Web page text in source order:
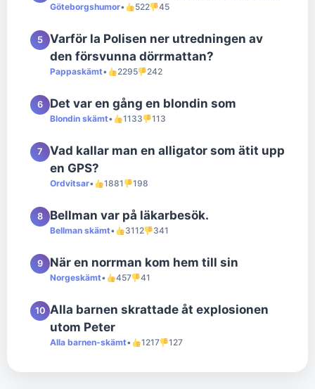
Göteborgshumor• 522 45
5
Varför la Polisen ner utredningen av
den försvunna dörrmattan?
Pappaskämt• 2295 242
6 Det var en gång en blondin som
Blondin skämt• 1133 113
7
Vad kallar man en alligator som ätit upp
en GPS?
Ordvitsar• 1881 198
8 Bellman var på läkarbesök.
Bellman skämt• 3112 341
9 När en norrman kom hem till sin
Norgeskämt• 457 41
10 Alla barnen skrattade åt explosionen
utom Peter
Alla barnen-skämt• 1217 127